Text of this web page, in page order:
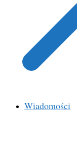
Wiadomości